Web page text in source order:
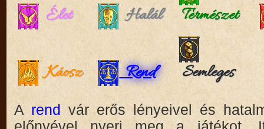
Élet Halál Természet
Káosz Rend Semleges
A rend vár erős lényeivel és